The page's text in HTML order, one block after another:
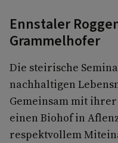
Ennstaler
Grammelhofer
Die steirische
nachhaltigen
Gemeinsam mit
einen Biohof in
respektvollem